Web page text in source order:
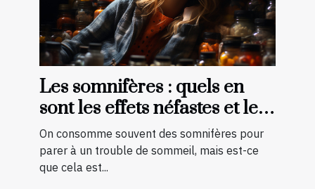
Les somnifères : quels en
sont les effets néfastes et les
palliatifs ?
On consomme souvent des somnifères pour
parer à un trouble de sommeil, mais est-ce
que cela est...